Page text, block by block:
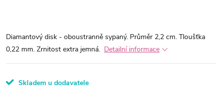
Diamantový disk - oboustranně sypaný. Průměr 2,2 cm. Tloušťka
0,22 mm. Zrnitost extra jemná. Detailní informace
Skladem u dodavatele